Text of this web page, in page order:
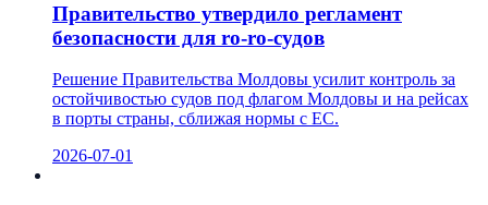
Правительство утвердило регламент
безопасности для ro-ro-судов
Решение Правительства Молдовы усилит контроль за
остойчивостью судов под флагом Молдовы и на рейсах
в порты страны, сближая нормы с ЕС.
2026-07-01